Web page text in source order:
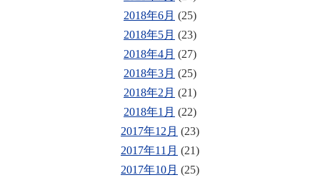
2018年6月 (25)
2018年5月 (23)
2018年4月 (27)
2018年3月 (25)
2018年2月 (21)
2018年1月 (22)
2017年12月 (23)
2017年11月 (21)
2017年10月 (25)